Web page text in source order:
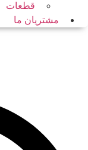
قطعات
مشتریان ما